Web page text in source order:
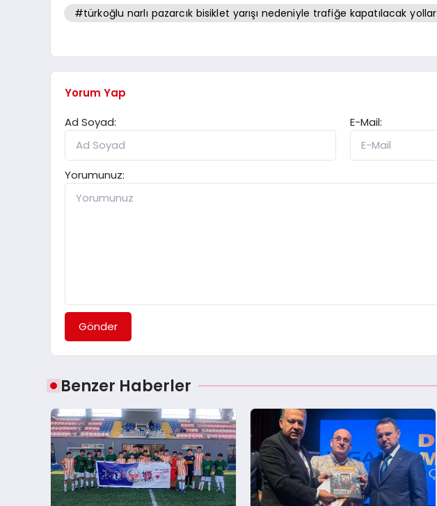
#türkoğlu narlı pazarcık bisiklet yarışı nedeniyle trafiğe kapatılacak yollar
Yorum Yap
Ad Soyad:
E-Mail:
Yorumunuz:
Gönder
Benzer Haberler